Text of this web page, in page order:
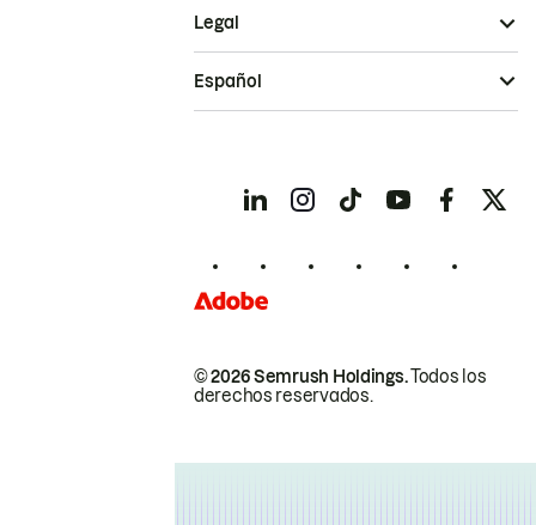
© 2026 Semrush Holdings.Todos los
derechos reservados.
Legal
Español